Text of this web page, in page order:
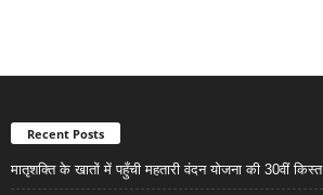
Recent Posts
मातृशक्ति के खातों में पहुँची महतारी वंदन योजना की 30वीं किस्त